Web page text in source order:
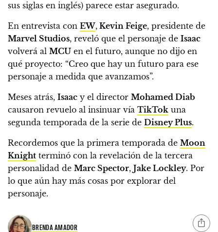
sus siglas en inglés) parece estar asegurado.
En entrevista con EW, Kevin Feige, presidente de
Marvel Studios, reveló que el personaje de Isaac
volverá al MCU en el futuro, aunque no dijo en
qué proyecto: “Creo que hay un futuro para ese
personaje a medida que avanzamos”.
Meses atrás, Isaac y el director Mohamed Diab
causaron revuelo al insinuar vía TikTok una
segunda temporada de la serie de Disney Plus.
Recordemos que la primera temporada de Moon
Knight terminó con la revelación de la tercera
personalidad de Marc Spector, Jake Lockley. Por
lo que aún hay más cosas por explorar del
personaje.
BRENDA AMADOR